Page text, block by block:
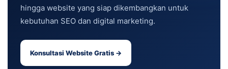
hingga website yang siap dikembangkan untuk
kebutuhan SEO dan digital marketing.
Konsultasi Website Gratis →